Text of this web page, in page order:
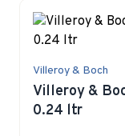
Villeroy & Boch
Villeroy &
0.24 ltr